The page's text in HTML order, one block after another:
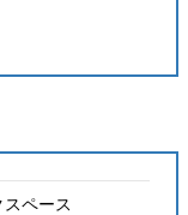
ペース